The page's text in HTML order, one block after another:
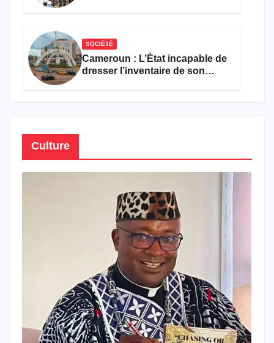
SOCIÉTÉ
Cameroun : L’État incapable de
dresser l’inventaire de son
Culture